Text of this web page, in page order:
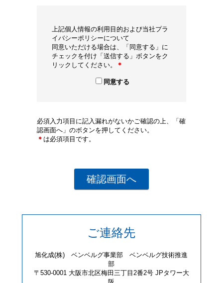
上記個人情報の利用目的および当社プラ
イバシーポリシーについて
同意いただける場合は、「同意する」に
チェックを付け「送信する」ボタンをク
リックしてください。
＊
同意する
必須入力項目に記入漏れがないかご確認の上、「確
認画面へ」のボタンを押してください。
＊ は必須項目です。
ご連絡先
旭化成(株) ベンベルグ事業部 ベンベルグ技術推進
部
〒530-0001 大阪市北区梅田三丁目2番2号 JPタワー大